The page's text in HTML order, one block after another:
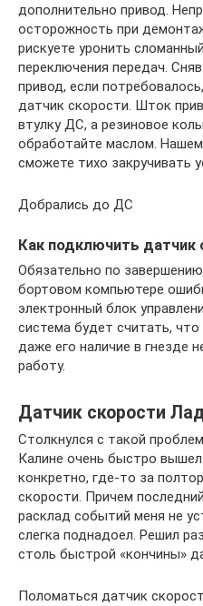
дополнительно привод.
осторожность при
рискуете уронить
переключения передач.
привод, если
датчик скорости. Шток
втулку ДС, а резиновое
обработайте маслом.
сможете тихо закручивать
Добрались до ДС
Как подключить датчик
Обязательно по
бортовом компьютере
электронный блок
система будет считать,
даже его наличие в гнезде
работу.
Датчик скорости
Столкнулся с такой
Калине очень быстро
конкретно, где-то за
скорости. Причем
расклад событий меня не
слегка поднадоел. Решил
столь быстрой «кончины»
Поломаться датчик